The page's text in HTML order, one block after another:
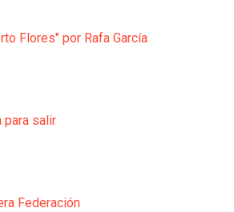
Flores" por Rafa García
para salir
Federación